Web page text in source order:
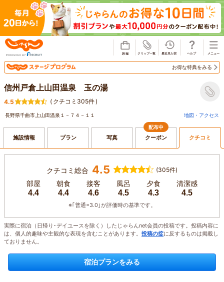
お得な特典をみる
信州戸倉上山田温泉 玉の湯
4.5 ( クチコミ305件)
長野県千曲市上山田温泉１－７４－１１ 地図・アクセス
施設情報 プラン 写真
配布中
クーポン クチコミ
クチコミ総合 4.5 (305件)
部屋
4.4
朝食
4.4
接客
4.6
風呂
4.5
夕食
4.3
清潔感
4.5
※｢普通=3.0｣が評価時の基準です。
実際に宿泊（日帰り･デイユースを除く）したじゃらんnet会員の投稿です。投稿内容に
は、個人的趣味や主観的な表現を含むことがあります。 投稿の掟に反するものは掲載し
ておりません。
宿泊プランをみる